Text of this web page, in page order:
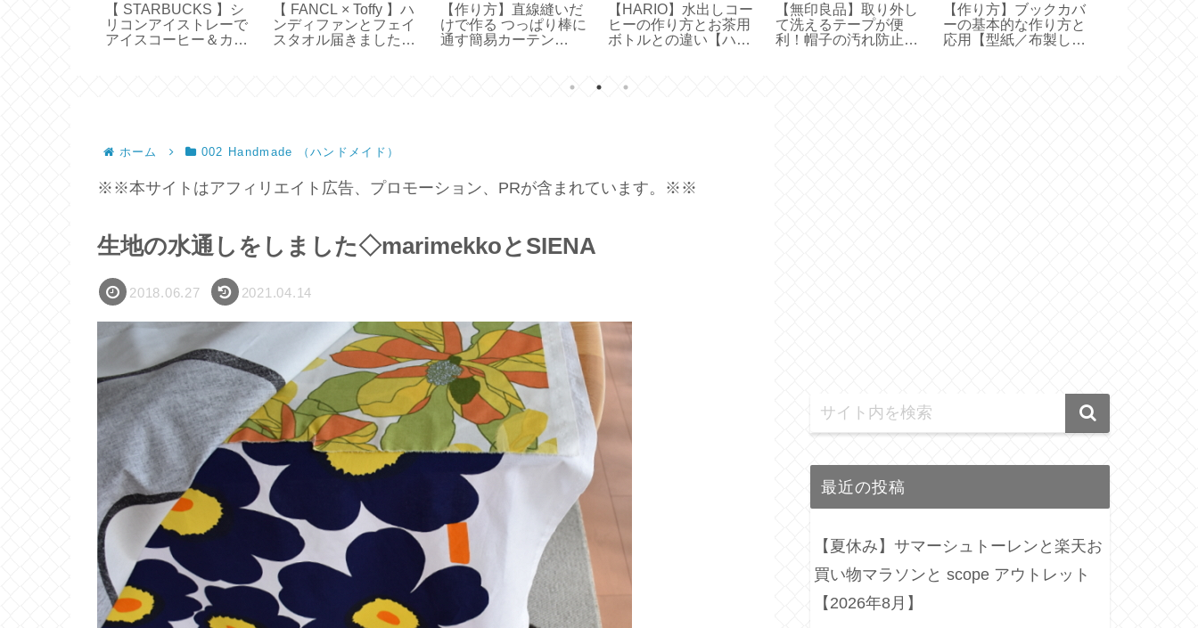
【 STARBUCKS 】シ
リコンアイストレーで
アイスコーヒー＆カフ
【 FANCL × Toffy 】ハ
ンディファンとフェイ
スタオル届きました
【作り方】直線縫いだ
けで作る つっぱり棒に
通す簡易カーテン
【HARIO】水出しコー
ヒーの作り方とお茶用
ボトルとの違い【ハリ
【無印良品】取り外し
て洗えるテープが便
利！帽子の汚れ防止テ
【作り方】ブックカバ
ーの基本的な作り方と
応用【型紙／布製しお
ホーム 002 Handmade （ハンドメイド）
※※本サイトはアフィリエイト広告、プロモーション、PRが含まれています。※※
生地の水通しをしました◇marimekkoとSIENA
2018.06.27 2021.04.14
最近の投稿
【夏休み】サマーシュトーレンと楽天お
買い物マラソンと scope アウトレット
【2026年8月】